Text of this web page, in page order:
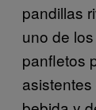
pandillas
uno de
panfletos